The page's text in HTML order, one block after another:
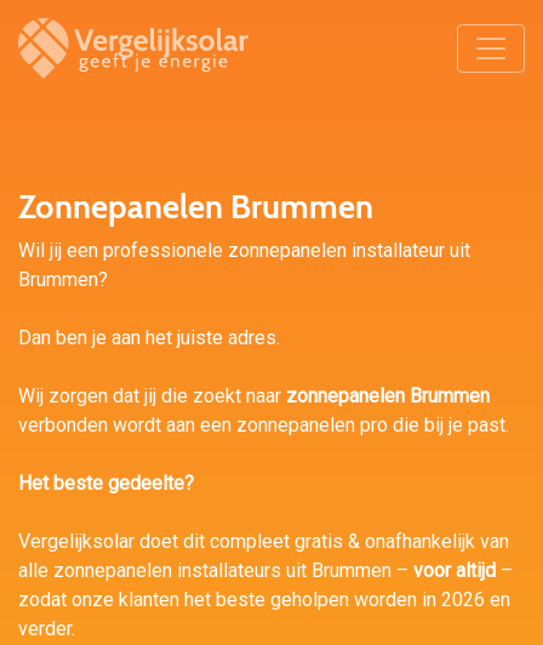
Zonnepanelen Brummen
Wil jij een professionele zonnepanelen installateur uit
Brummen?
Dan ben je aan het juiste adres.
Wij zorgen dat jij die zoekt naar zonnepanelen Brummen
verbonden wordt aan een zonnepanelen pro die bij je past.
Het beste gedeelte?
Vergelijksolar doet dit compleet gratis & onafhankelijk van
alle zonnepanelen installateurs uit Brummen – voor altijd –
zodat onze klanten het beste geholpen worden in 2026 en
verder.